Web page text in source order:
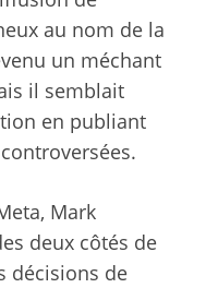
au nom de la
un méchant
il semblait
en publiant
Mark
deux côtés de
décisions de